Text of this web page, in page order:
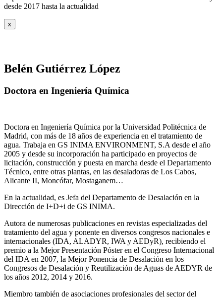
desde 2017 hasta la actualidad
x
Belén Gutiérrez López
Doctora en Ingeniería Química
Doctora en Ingeniería Química por la Universidad Politécnica de
Madrid, con más de 18 años de experiencia en el tratamiento de
agua. Trabaja en GS INIMA ENVIRONMENT, S.A desde el año
2005 y desde su incorporación ha participado en proyectos de
licitación, construcción y puesta en marcha desde el Departamento
Técnico, entre otras plantas, en las desaladoras de Los Cabos,
Alicante II, Moncófar, Mostaganem…
En la actualidad, es Jefa del Departamento de Desalación en la
Dirección de I+D+i de GS INIMA.
Autora de numerosas publicaciones en revistas especializadas del
tratamiento del agua y ponente en diversos congresos nacionales e
internacionales (IDA, ALADYR, IWA y AEDyR), recibiendo el
premio a la Mejor Presentación Póster en el Congreso Internacional
del IDA en 2007, la Mejor Ponencia de Desalación en los
Congresos de Desalación y Reutilización de Aguas de AEDYR de
los años 2012, 2014 y 2016.
Miembro también de asociaciones profesionales del sector del